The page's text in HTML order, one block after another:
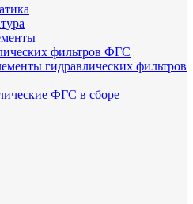
фильтров ФГС
гидравлических фильтров
ФГС в сборе